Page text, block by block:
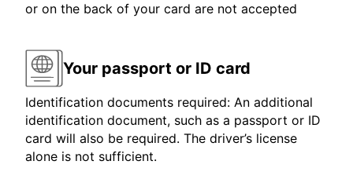
or on the back of your card are not accepted
Your passport or ID card
Identification documents required: An additional
identification document, such as a passport or ID
card will also be required. The driver’s license
alone is not sufficient.